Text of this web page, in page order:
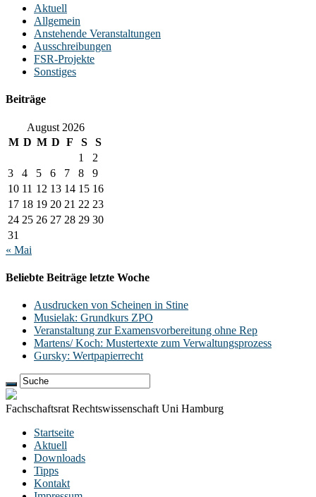
Aktuell
Allgemein
Anstehende Veranstaltungen
Ausschreibungen
FSR-Projekte
Sonstiges
Beiträge
August 2026
M D M D F S
S
1
2
3
4 5 6 7 8
9
10 11 12 13 14 15 16
17 18 19 20 21 22 23
24 25 26 27 28 29 30
31
« Mai
Beliebte Beiträge letzte Woche
Ausdrucken von Scheinen in Stine
Musielak: Grundkurs ZPO
Veranstaltung zur Examensvorbereitung ohne Rep
Martens/ Koch: Mustertexte zum Verwaltungsprozess
Gursky: Wertpapierrecht
Fachschaftsrat Rechtswissenschaft Uni Hamburg
Startseite
Aktuell
Downloads
Tipps
Kontakt